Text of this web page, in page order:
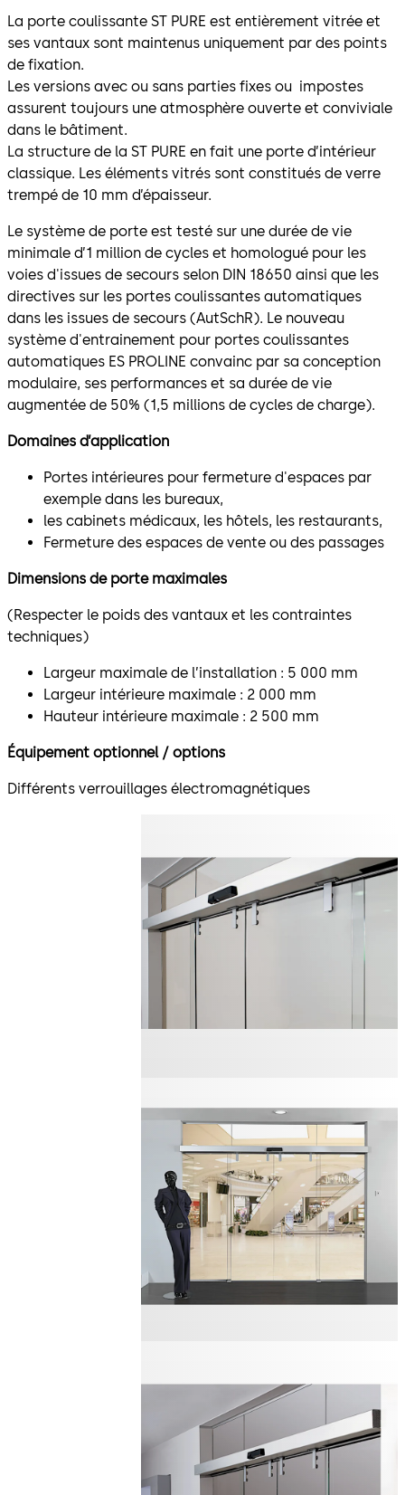
La porte coulissante ST PURE est entièrement vitrée et
ses vantaux sont maintenus uniquement par des points
de fixation.
Les versions avec ou sans parties fixes ou impostes
assurent toujours une atmosphère ouverte et conviviale
dans le bâtiment.
La structure de la ST PURE en fait une porte d’intérieur
classique. Les éléments vitrés sont constitués de verre
trempé de 10 mm d’épaisseur.
Le système de porte est testé sur une durée de vie
minimale d’1 million de cycles et homologué pour les
voies d'issues de secours selon DIN 18650 ainsi que les
directives sur les portes coulissantes automatiques
dans les issues de secours (AutSchR). Le nouveau
système d'entrainement pour portes coulissantes
automatiques ES PROLINE convainc par sa conception
modulaire, ses performances et sa durée de vie
augmentée de 50% (1,5 millions de cycles de charge).
Domaines d’application
Portes intérieures pour fermeture d'espaces par
exemple dans les bureaux,
les cabinets médicaux, les hôtels, les restaurants,
Fermeture des espaces de vente ou des passages
Dimensions de porte maximales
(Respecter le poids des vantaux et les contraintes
techniques)
Largeur maximale de l’installation : 5 000 mm
Largeur intérieure maximale : 2 000 mm
Hauteur intérieure maximale : 2 500 mm
Équipement optionnel / options
Différents verrouillages électromagnétiques